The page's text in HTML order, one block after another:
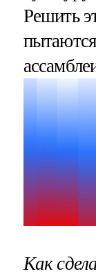
Решить
Как